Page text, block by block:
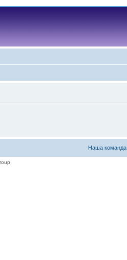
Наша команда